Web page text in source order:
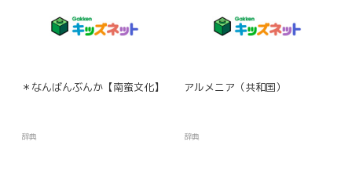
＊なんばんぶんか【南蛮文化】
辞典
アルメニア（共和国）
辞典